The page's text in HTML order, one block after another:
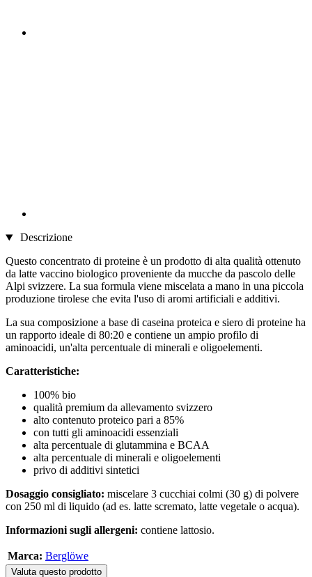
Descrizione
Questo concentrato di proteine è un prodotto di alta qualità ottenuto
da latte vaccino biologico proveniente da mucche da pascolo delle
Alpi svizzere. La sua formula viene miscelata a mano in una piccola
produzione tirolese che evita l'uso di aromi artificiali e additivi.
La sua composizione a base di caseina proteica e siero di proteine ha
un rapporto ideale di 80:20 e contiene un ampio profilo di
aminoacidi, un'alta percentuale di minerali e oligoelementi.
Caratteristiche:
100% bio
qualità premium da allevamento svizzero
alto contenuto proteico pari a 85%
con tutti gli aminoacidi essenziali
alta percentuale di glutammina e BCAA
alta percentuale di minerali e oligoelementi
privo di additivi sintetici
Dosaggio consigliato: miscelare 3 cucchiai colmi (30 g) di polvere
con 250 ml di liquido (ad es. latte scremato, latte vegetale o acqua).
Informazioni sugli allergeni: contiene lattosio.
Marca: Berglöwe
Valuta questo prodotto